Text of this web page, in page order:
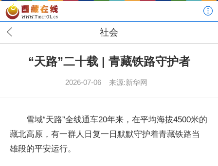
社会
“天路”二十载 | 青藏铁路守护者
2026-07-06 来源:新华网
雪域“天路”全线通车20年来，在平均海拔4500米的
藏北高原，有一群人日复一日默默守护着青藏铁路当
雄段的平安运行。